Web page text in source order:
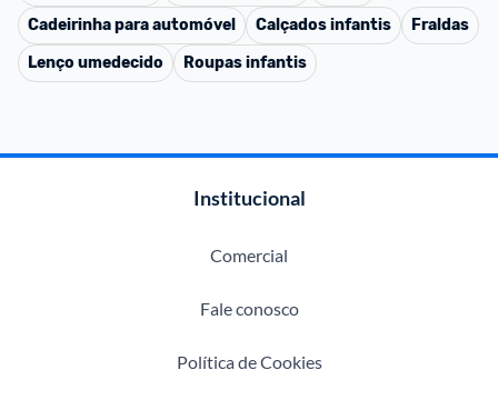
Cadeirinha para automóvel
Calçados infantis
Fraldas
Lenço umedecido
Roupas infantis
Institucional
Comercial
Fale conosco
Política de Cookies